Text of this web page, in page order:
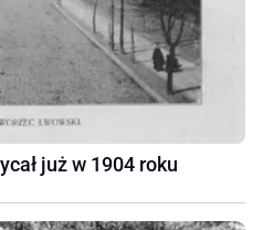
już w 1904 roku